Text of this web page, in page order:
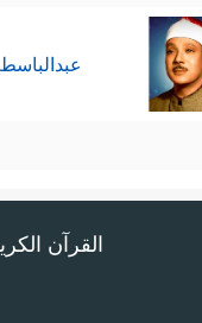
القرآن